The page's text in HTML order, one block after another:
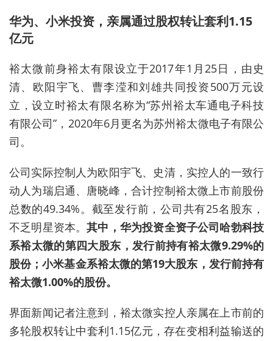
华为、小米投资，亲属通过股权转让套利1.15
亿元
裕太微前身裕太有限设立于2017年1月25日，由史
清、欧阳宇飞、曹李滢和刘雄共同投资500万元设
立，设立时裕太有限名称为“苏州裕太车通电子科技
有限公司”，2020年6月更名为苏州裕太微电子有限公
司。
公司实际控制人为欧阳宇飞、史清，实控人的一致行
动人为瑞启通、唐晓峰，合计控制裕太微上市前股份
总数的49.34%。截至发行前，公司共有25名股东，
不乏明星资本。其中，华为投资全资子公司哈勃科技
系裕太微的第四大股东，发行前持有裕太微9.29%的
股份；小米基金系裕太微的第19大股东，发行前持有
裕太微1.00%的股份。
界面新闻记者注意到，裕太微实控人亲属在上市前的
多轮股权转让中套利1.15亿元，存在变相利益输送的